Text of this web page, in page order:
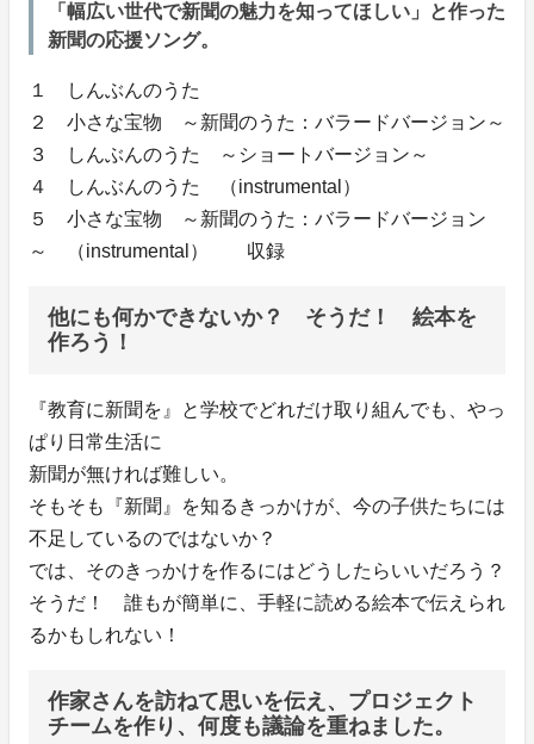
「幅広い世代で新聞の魅力を知ってほしい」と作った
新聞の応援ソング。
１ しんぶんのうた
２ 小さな宝物 ～新聞のうた：バラードバージョン～
３ しんぶんのうた ～ショートバージョン～
４ しんぶんのうた （instrumental）
５ 小さな宝物 ～新聞のうた：バラードバージョン
～ （instrumental） 収録
他にも何かできないか？ そうだ！ 絵本を
作ろう！
『教育に新聞を』と学校でどれだけ取り組んでも、やっ
ぱり日常生活に
新聞が無ければ難しい。
そもそも『新聞』を知るきっかけが、今の子供たちには
不足しているのではないか？
では、そのきっかけを作るにはどうしたらいいだろう？
そうだ！ 誰もが簡単に、手軽に読める絵本で伝えられ
るかもしれない！
作家さんを訪ねて思いを伝え、プロジェクト
チームを作り、何度も議論を重ねました。